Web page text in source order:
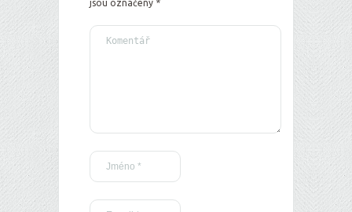
jsou označeny *